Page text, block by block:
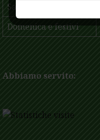
Sabato
Domenica e festivi
Abbiamo servito: